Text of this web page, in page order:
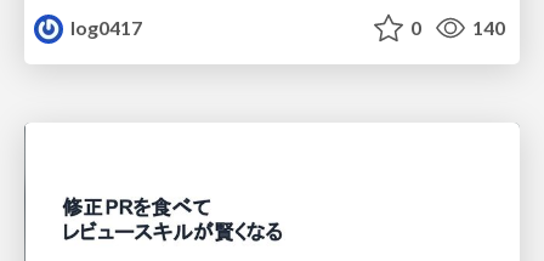
log0417
0 140